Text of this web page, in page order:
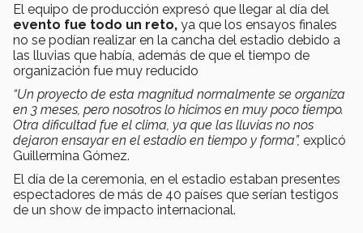
El equipo de producción expresó que llegar al día del
evento fue todo un reto, ya que los ensayos finales
no se podían realizar en la cancha del estadio debido a
las lluvias que había, además de que el tiempo de
organización fue muy reducido
“Un proyecto de esta magnitud normalmente se organiza
en 3 meses, pero nosotros lo hicimos en muy poco tiempo.
Otra dificultad fue el clima, ya que las lluvias no nos
dejaron ensayar en el estadio en tiempo y forma”, explicó
Guillermina Gómez.
El día de la ceremonia, en el estadio estaban presentes
espectadores de más de 40 países que serían testigos
de un show de impacto internacional.